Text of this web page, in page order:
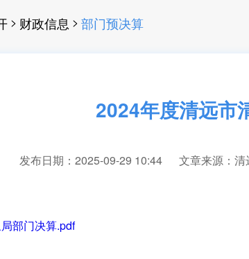
> 财政信息 > 部门预决算
2024年度清远市
发布日期：2025-09-29 10:44 文章来源：
部门决算.pdf